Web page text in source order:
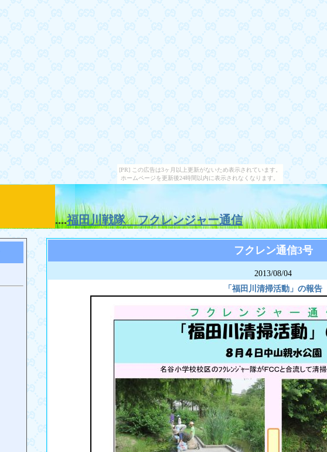
[PR] この広告は3ヶ月以上更新がないため表示されています。
ホームページを更新後24時間以内に表示されなくなります。
....福田川戦隊 フクレンジャー通信
フクレン通信3号
2013/08/04
「福田川清掃活動」の報告